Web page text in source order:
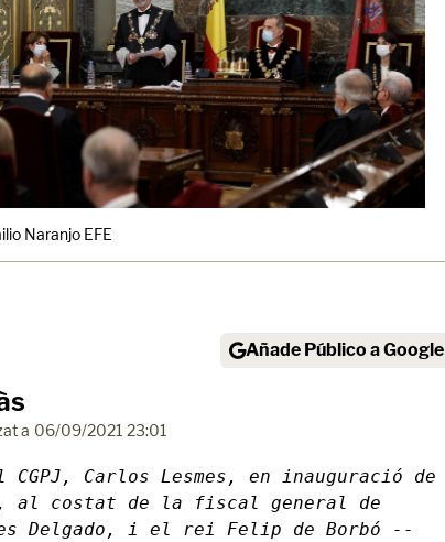
Naranjo EFE
Añade Público a Google
a 06/09/2021 23:01
Carlos Lesmes, en inauguració de
costat de la fiscal general de
Delgado, i el rei Felip de Borbó --